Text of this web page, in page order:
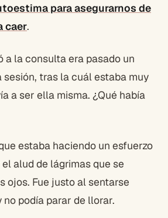
para asegurarnos de
caer.
a la consulta era pasado un
sesión, tras la cuál estaba muy
a ser ella misma. ¿Qué había
estaba haciendo un esfuerzo
alud de lágrimas que se
ojos. Fue justo al sentarse
podía parar de llorar.